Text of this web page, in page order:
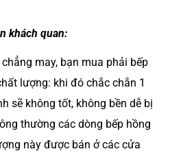
khách quan:
may, bạn mua phải bếp
lượng: khi đó chắc chắn 1
sẽ không tốt, không bền dễ bị
thường các dòng bếp hồng
này được bán ở các cửa